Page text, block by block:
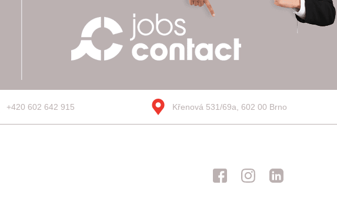
+420 602 642 915 Křenová 531/69a, 602 00 Brno